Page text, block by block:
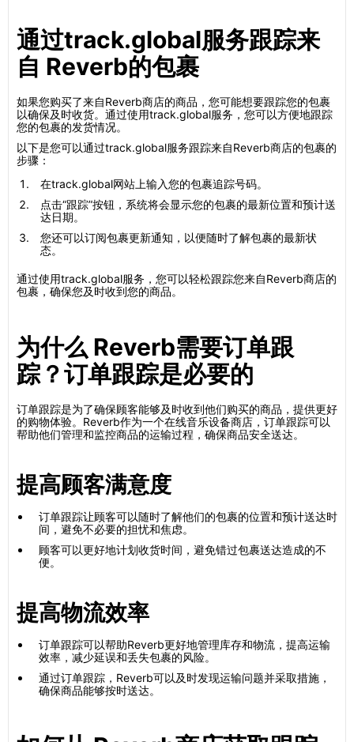
通过track.global服务跟踪来
自 Reverb的包裹
如果您购买了来自Reverb商店的商品，您可能想要跟踪您的包裹
以确保及时收货。通过使用track.global服务，您可以方便地跟踪
您的包裹的发货情况。
以下是您可以通过track.global服务跟踪来自Reverb商店的包裹的
步骤：
在track.global网站上输入您的包裹追踪号码。
点击“跟踪”按钮，系统将会显示您的包裹的最新位置和预计送
达日期。
您还可以订阅包裹更新通知，以便随时了解包裹的最新状
态。
通过使用track.global服务，您可以轻松跟踪您来自Reverb商店的
包裹，确保您及时收到您的商品。
为什么 Reverb需要订单跟
踪？订单跟踪是必要的
订单跟踪是为了确保顾客能够及时收到他们购买的商品，提供更好
的购物体验。Reverb作为一个在线音乐设备商店，订单跟踪可以
帮助他们管理和监控商品的运输过程，确保商品安全送达。
提高顾客满意度
订单跟踪让顾客可以随时了解他们的包裹的位置和预计送达时
间，避免不必要的担忧和焦虑。
顾客可以更好地计划收货时间，避免错过包裹送达造成的不
便。
提高物流效率
订单跟踪可以帮助Reverb更好地管理库存和物流，提高运输
效率，减少延误和丢失包裹的风险。
通过订单跟踪，Reverb可以及时发现运输问题并采取措施，
确保商品能够按时送达。